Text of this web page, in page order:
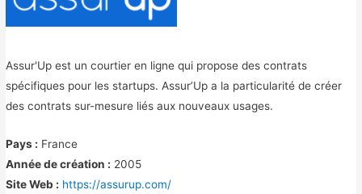
Assur'Up est un courtier en ligne qui propose des contrats
spécifiques pour les startups. Assur’Up a la particularité de créer
des contrats sur-mesure liés aux nouveaux usages.
Pays : France
Année de création : 2005
Site Web : https://assurup.com/